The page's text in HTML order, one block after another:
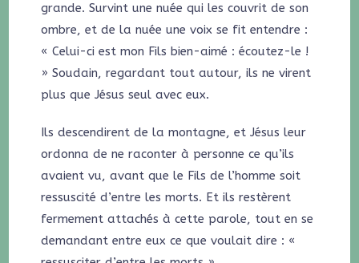
grande. Survint une nuée qui les couvrit de son
ombre, et de la nuée une voix se fit entendre :
« Celui-ci est mon Fils bien-aimé : écoutez-le !
» Soudain, regardant tout autour, ils ne virent
plus que Jésus seul avec eux.
Ils descendirent de la montagne, et Jésus leur
ordonna de ne raconter à personne ce qu’ils
avaient vu, avant que le Fils de l’homme soit
ressuscité d’entre les morts. Et ils restèrent
fermement attachés à cette parole, tout en se
demandant entre eux ce que voulait dire : «